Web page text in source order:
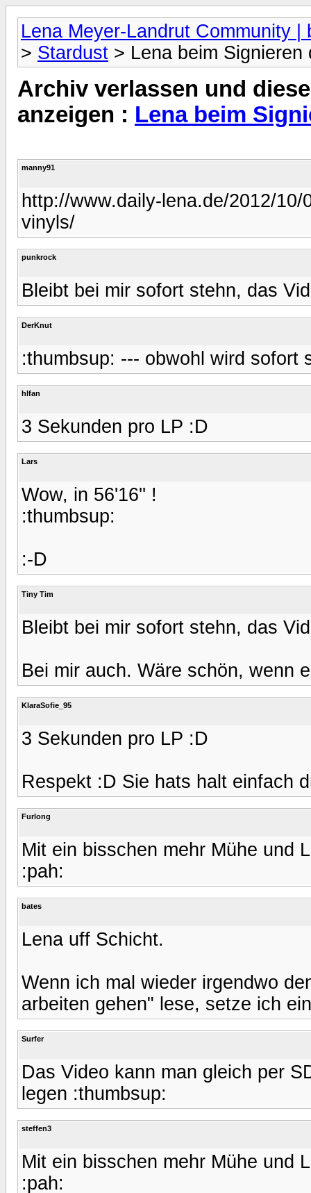
Lena Meyer-Landrut Community |
> Stardust > Lena beim
Archiv verlassen und
anzeigen : Lena beim
manny91
http://www.daily-lena.de/2012/
vinyls/
punkrock
Bleibt bei mir sofort stehn, das
DerKnut
:thumbsup: --- obwohl wird sofort
hlfan
3 Sekunden pro LP :D
Lars
Wow, in 56'16'' !
:thumbsup:
:-D
Tiny Tim
Bleibt bei mir sofort stehn, das
Bei mir auch. Wäre schön, wenn
KlaraSofie_95
3 Sekunden pro LP :D
Respekt :D Sie hats halt einfach
Furlong
Mit ein bisschen mehr Mühe und
:pah:
bates
Lena uff Schicht.
Wenn ich mal wieder irgendwo
arbeiten gehen" lese, setze ich
Surfer
Das Video kann man gleich per
legen :thumbsup:
steffen3
Mit ein bisschen mehr Mühe und
:pah: